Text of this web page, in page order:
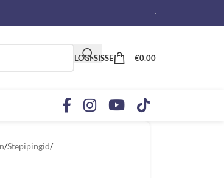
LOGI SISSE €0.00
/Stepipingid/